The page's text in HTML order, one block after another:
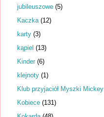
jubileuszowe (5)
Kaczka (12)
karty (3)
kąpiel (13)
Kinder (6)
klejnoty (1)
Klub przyjaciół Myszki Mickey
Kobiece (131)